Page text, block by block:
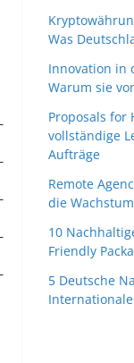
Was
Innovation in
Warum sie
Proposals for
vollständige
Aufträge
Remote
die
10
Friendly
5 Deutsche